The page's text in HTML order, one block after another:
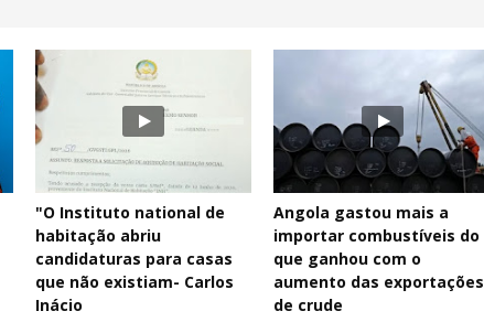
"O Instituto national de
habitação abriu
candidaturas para casas
que não existiam- Carlos
Inácio
Angola gastou mais a
importar combustíveis do
que ganhou com o
aumento das exportações
de crude